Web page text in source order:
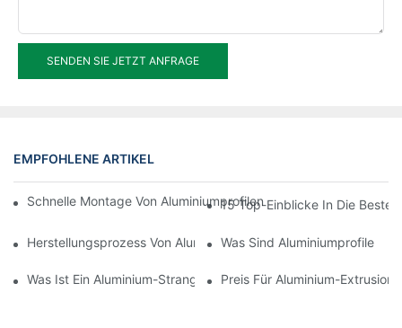
SENDEN SIE JETZT ANFRAGE
EMPFOHLENE ARTIKEL
Schnelle Montage Von Aluminiumprofilen Mit Thermischer
15 Top-Einblicke In Die
Herstellungsprozess Von Aluminium-Strangpressprofilen
Was Sind Aluminiumprofile
Was Ist Ein Aluminium-Strangpressprofil?Preis Für Aluminium-